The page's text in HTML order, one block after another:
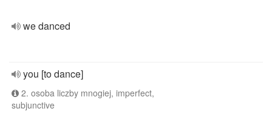
we danced
you [to dance]
2. osoba liczby mnogiej, imperfect,
subjunctive